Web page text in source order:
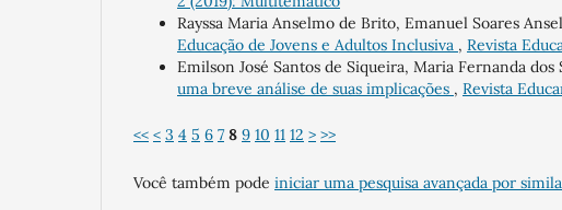
Rayssa Maria Anselmo de Brito, Emanuel Soares
Educação de Jovens e Adultos Inclusiva , Revista
Emilson José Santos de Siqueira, Maria Fernanda dos
uma breve análise de suas implicações , Revista
<< < 3 4 5 6 7 8 9 10 11 12 > >>
Você também pode iniciar uma pesquisa avançada por